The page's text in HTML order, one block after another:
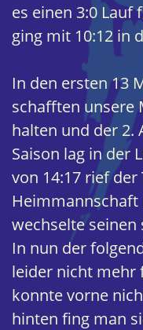
es einen 3:0 Lauf
ging mit 10:12 in
In den ersten 13
schafften unsere
halten und der 2.
Saison lag in der
von 14:17 rief
Heimmannschaft
wechselte seinen
In nun der
leider nicht mehr
konnte vorne
hinten fing man